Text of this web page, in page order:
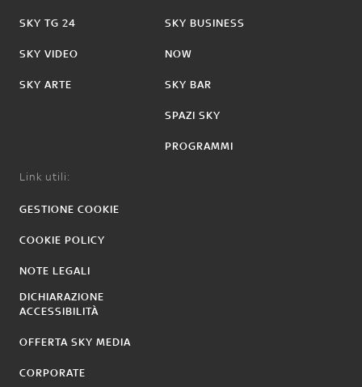
SKY TG 24
SKY VIDEO
SKY ARTE
SKY BUSINESS
NOW
SKY BAR
SPAZI SKY
PROGRAMMI
Link utili:
GESTIONE COOKIE
COOKIE POLICY
NOTE LEGALI
DICHIARAZIONE
ACCESSIBILITÀ
OFFERTA SKY MEDIA
CORPORATE